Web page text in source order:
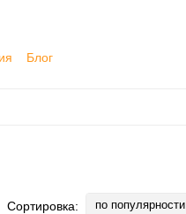
Блог
Сортировка: по популярности